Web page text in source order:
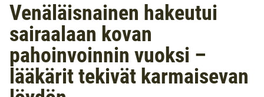
Venäläisnainen hakeutui
sairaalaan kovan
pahoinvoinnin vuoksi –
lääkärit tekivät karmaisevan